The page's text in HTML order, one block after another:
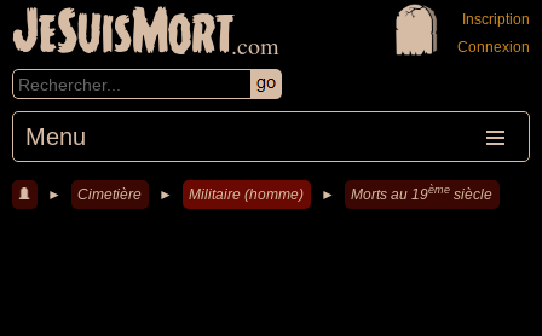
JeSuisMort.com
Menu
Inscription
Connexion
► Cimetière ► Militaire (homme) ► Morts au 19ème siècle